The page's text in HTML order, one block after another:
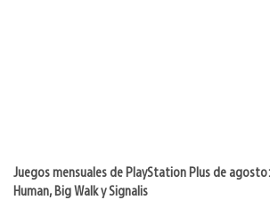
Juegos mensuales de PlayStation Plus de
Human, Big Walk y Signalis